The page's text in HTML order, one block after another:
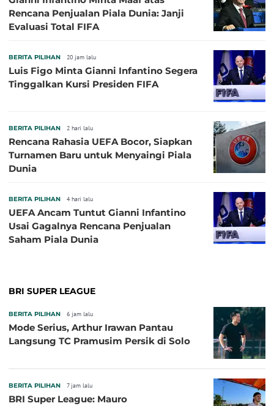
Rencana Penjualan Piala Dunia: Janji
Evaluasi Total FIFA
BERITA PILIHAN 20 jam lalu
Luis Figo Minta Gianni Infantino Segera
Tinggalkan Kursi Presiden FIFA
BERITA PILIHAN 2 hari lalu
Rencana Rahasia UEFA Bocor, Siapkan
Turnamen Baru untuk Menyaingi Piala
Dunia
BERITA PILIHAN 4 hari lalu
UEFA Ancam Tuntut Gianni Infantino
Usai Gagalnya Rencana Penjualan
Saham Piala Dunia
BRI SUPER LEAGUE
BERITA PILIHAN 6 jam lalu
Mode Serius, Arthur Irawan Pantau
Langsung TC Pramusim Persik di Solo
BERITA PILIHAN 7 jam lalu
BRI Super League: Mauro